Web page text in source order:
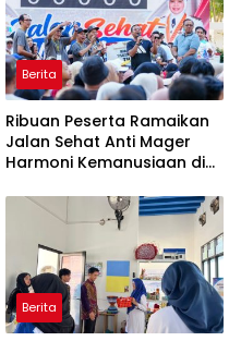
Berita
Ribuan Peserta Ramaikan
Jalan Sehat Anti Mager
Harmoni Kemanusiaan di
Berita